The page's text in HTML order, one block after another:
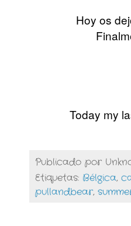
Hoy os
Today my
Publicado por
Etiquetas: Bélgica,
pullandbear,